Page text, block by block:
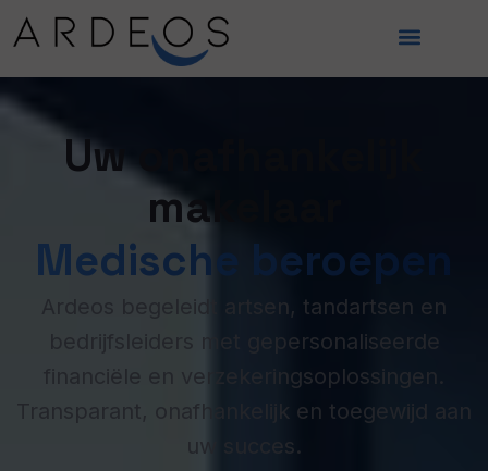
Uw onafhankelijk
makelaar
Medische beroepen
Ardeos begeleidt artsen, tandartsen en
bedrijfsleiders met gepersonaliseerde
financiële en verzekeringsoplossingen.
Transparant, onafhankelijk en toegewijd aan
uw succes.